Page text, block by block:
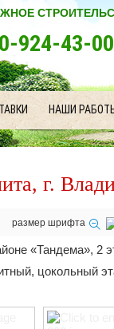
924-43-00
НАШИ
г.
размер шрифта
«Тандема», 2
цокольный